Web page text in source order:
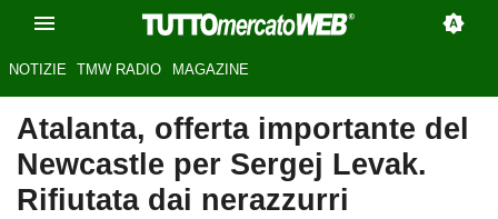
NOTIZIE TMW RADIO MAGAZINE
Atalanta, offerta importante del
Newcastle per Sergej Levak.
Rifiutata dai nerazzurri